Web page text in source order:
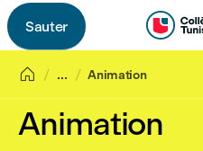
Sauter

 ... Animation
Animation